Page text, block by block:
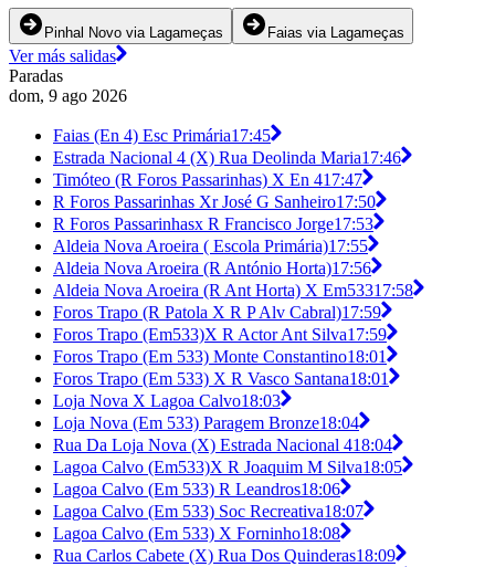
Pinhal Novo via Lagameças Faias via Lagameças
Ver más salidas
Paradas
dom, 9 ago 2026
Faias (En 4) Esc Primária17:45
Estrada Nacional 4 (X) Rua Deolinda Maria17:46
Timóteo (R Foros Passarinhas) X En 417:47
R Foros Passarinhas Xr José G Sanheiro17:50
R Foros Passarinhasx R Francisco Jorge17:53
Aldeia Nova Aroeira ( Escola Primária)17:55
Aldeia Nova Aroeira (R António Horta)17:56
Aldeia Nova Aroeira (R Ant Horta) X Em53317:58
Foros Trapo (R Patola X R P Alv Cabral)17:59
Foros Trapo (Em533)X R Actor Ant Silva17:59
Foros Trapo (Em 533) Monte Constantino18:01
Foros Trapo (Em 533) X R Vasco Santana18:01
Loja Nova X Lagoa Calvo18:03
Loja Nova (Em 533) Paragem Bronze18:04
Rua Da Loja Nova (X) Estrada Nacional 418:04
Lagoa Calvo (Em533)X R Joaquim M Silva18:05
Lagoa Calvo (Em 533) R Leandros18:06
Lagoa Calvo (Em 533) Soc Recreativa18:07
Lagoa Calvo (Em 533) X Forninho18:08
Rua Carlos Cabete (X) Rua Dos Quinderas18:09